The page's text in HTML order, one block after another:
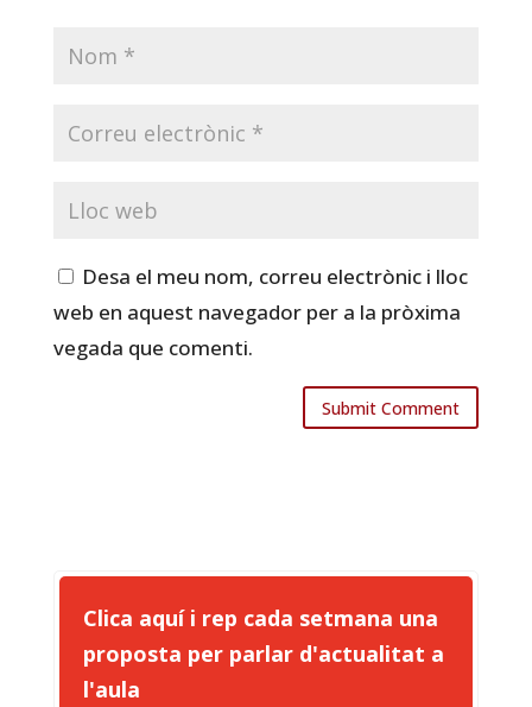
Desa el meu nom, correu electrònic i lloc
web en aquest navegador per a la pròxima
vegada que comenti.
Clica aquí i rep cada setmana una
proposta per parlar d'actualitat a
l'aula